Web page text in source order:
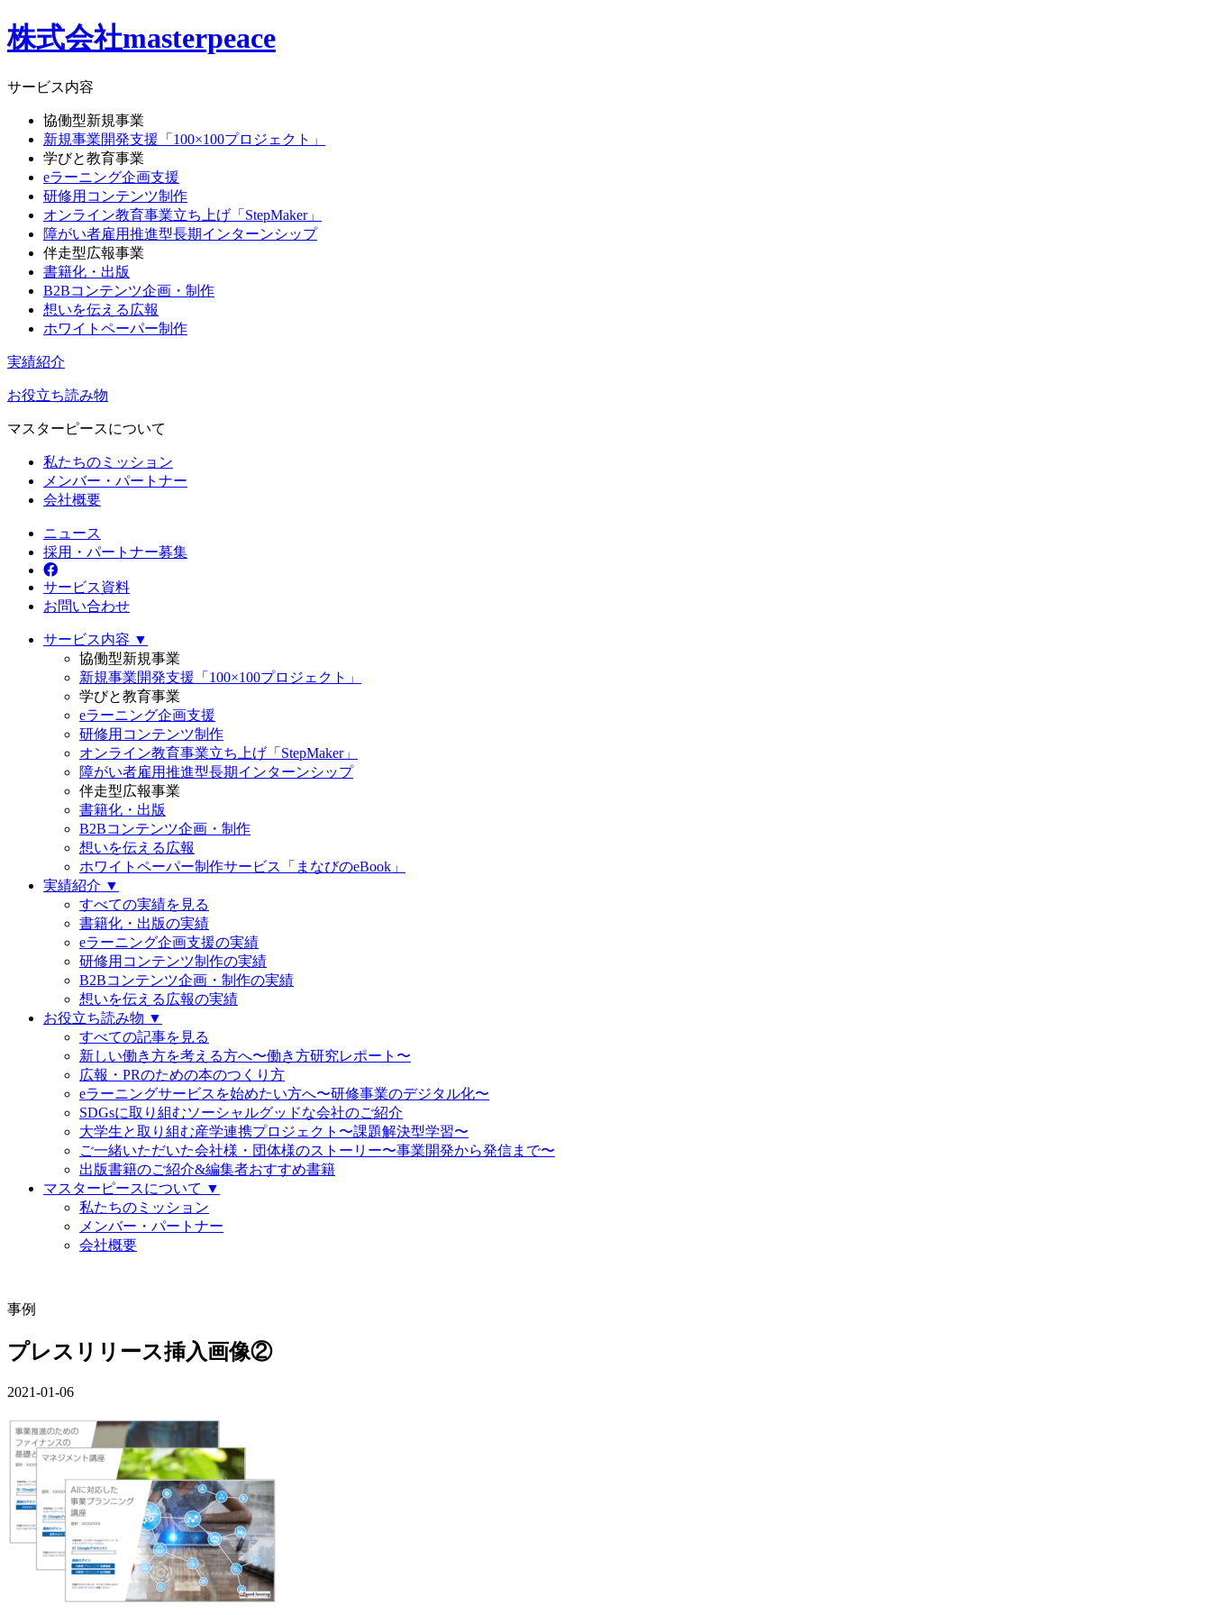
株式会社masterpeace
サービス内容
協働型新規事業
新規事業開発支援「100×100プロジェクト」
学びと教育事業
eラーニング企画支援
研修用コンテンツ制作
オンライン教育事業立ち上げ「StepMaker」
障がい者雇用推進型長期インターンシップ
伴走型広報事業
書籍化・出版
B2Bコンテンツ企画・制作
想いを伝える広報
ホワイトペーパー制作
実績紹介
お役立ち読み物
マスターピースについて
私たちのミッション
メンバー・パートナー
会社概要
ニュース
採用・パートナー募集
サービス資料
お問い合わせ
サービス内容 ▼
協働型新規事業
新規事業開発支援「100×100プロジェクト」
学びと教育事業
eラーニング企画支援
研修用コンテンツ制作
オンライン教育事業立ち上げ「StepMaker」
障がい者雇用推進型長期インターンシップ
伴走型広報事業
書籍化・出版
B2Bコンテンツ企画・制作
想いを伝える広報
ホワイトペーパー制作サービス「まなびのeBook」
実績紹介 ▼
すべての実績を見る
書籍化・出版の実績
eラーニング企画支援の実績
研修用コンテンツ制作の実績
B2Bコンテンツ企画・制作の実績
想いを伝える広報の実績
お役立ち読み物 ▼
すべての記事を見る
新しい働き方を考える方へ〜働き方研究レポート〜
広報・PRのための本のつくり方
eラーニングサービスを始めたい方へ〜研修事業のデジタル化〜
SDGsに取り組むソーシャルグッドな会社のご紹介
大学生と取り組む産学連携プロジェクト〜課題解決型学習〜
ご一緒いただいた会社様・団体様のストーリー〜事業開発から発信まで〜
出版書籍のご紹介&編集者おすすめ書籍
マスターピースについて ▼
私たちのミッション
メンバー・パートナー
会社概要
事例
プレスリリース挿入画像②
2021-01-06